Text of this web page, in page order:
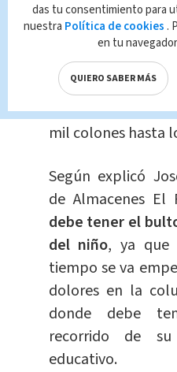
¿Cuáles son
El costo va desde
en adelante.Por
de los bultos, el
mil colones hasta
Según explicó
de Almacenes El
debe tener el
del niño, ya que
tiempo se va
dolores en la
donde debe
recorrido de
educativo.
das tu consentimiento para
nuestra Política de cookies .
en tu
QUIERO SABER MÁS